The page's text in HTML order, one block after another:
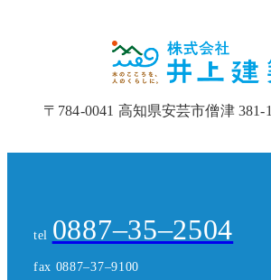
〒784-0041 高知県安芸市僧津 381-1
tel 0887–35–2504
fax 0887–37–9100